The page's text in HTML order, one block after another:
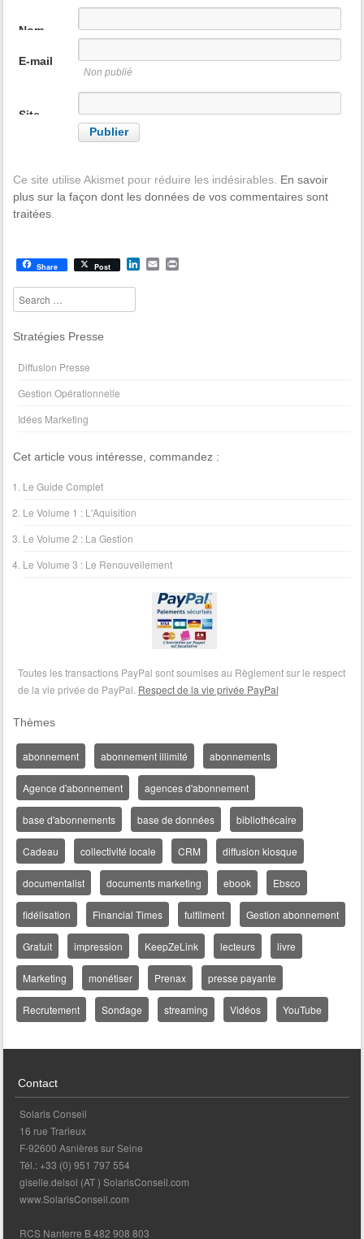
Nom
E-mail
Non publié
Site
Ce site utilise Akismet pour réduire les indésirables. En savoir
plus sur la façon dont les données de vos commentaires sont
traitées.
Share Post L
i
E
m
P
r
Search
Stratégies Presse
Diffusion Presse
Gestion Opérationnelle
Idées Marketing
Cet article vous intéresse, commandez :
Le Guide Complet
Le Volume 1 : L'Aquisition
Le Volume 2 : La Gestion
Le Volume 3 : Le Renouvellement
Toutes les transactions PayPal sont soumises au Règlement sur le respect
de la vie privée de PayPal. Respect de la vie privée PayPal
Thèmes
abonnement abonnement illimité abonnements
Agence d'abonnement agences d'abonnement
base d'abonnements base de données bibliothécaire
Cadeau collectivité locale CRM diffusion kiosque
documentalist documents marketing ebook Ebsco
fidélisation Financial Times fulfilment Gestion abonnement
Gratuit impression KeepZeLink lecteurs livre
Marketing monétiser Prenax presse payante
Recrutement Sondage streaming Vidéos YouTube
Contact
Solaris Conseil
16 rue Trarieux
F-92600 Asnières sur Seine
Tél.: +33 (0) 951 797 554
giselle.delsol (AT ) SolarisConseil.com
www.SolarisConseil.com
RCS Nanterre B 482 908 803